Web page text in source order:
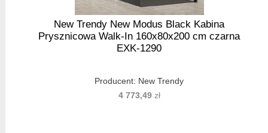
New Trendy New Modus Black Kabina
Prysznicowa Walk-In 160x80x200 cm czarna
EXK-1290
Producent: New Trendy
4 773,49zł